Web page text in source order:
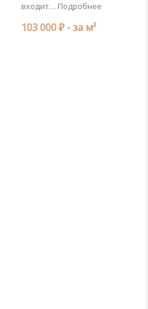
входит… Подробнее
103 000 ₽ -за м²